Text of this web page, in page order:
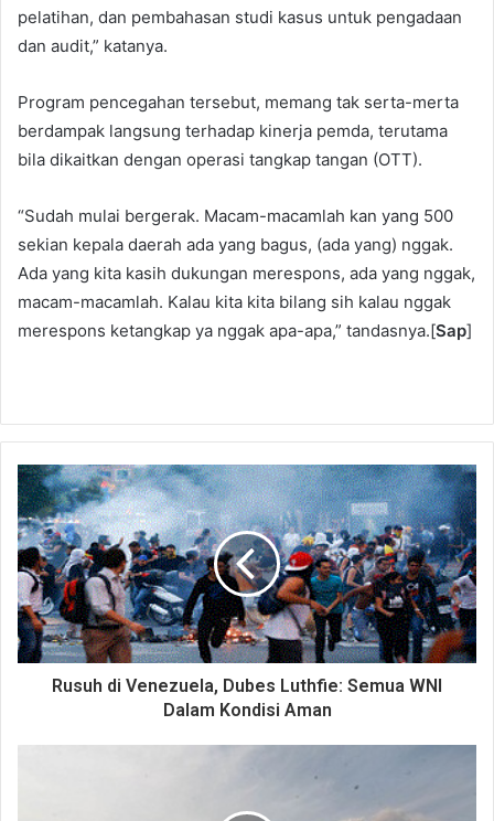
pelatihan, dan pembahasan studi kasus untuk pengadaan
dan audit,” katanya.
Program pencegahan tersebut, memang tak serta-merta
berdampak langsung terhadap kinerja pemda, terutama
bila dikaitkan dengan operasi tangkap tangan (OTT).
“Sudah mulai bergerak. Macam-macamlah kan yang 500
sekian kepala daerah ada yang bagus, (ada yang) nggak.
Ada yang kita kasih dukungan merespons, ada yang nggak,
macam-macamlah. Kalau kita kita bilang sih kalau nggak
merespons ketangkap ya nggak apa-apa,” tandasnya.[Sap]
Rusuh di Venezuela, Dubes Luthfie: Semua WNI
Dalam Kondisi Aman